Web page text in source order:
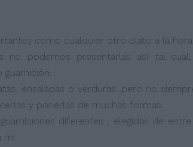
como cualquier otro plato a la
no podemos presentarlas así tal
guarnición.
ensaladas o verduras...pero no
y ponerlas de muchas formas.
diferentes , elegidas de
mi.